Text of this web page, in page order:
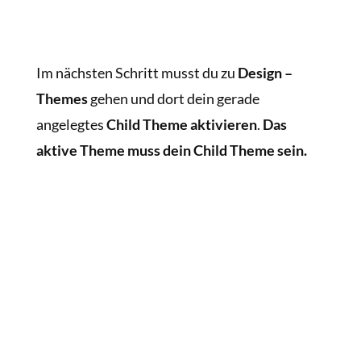
Im nächsten Schritt musst du zu Design –
Themesgehen und dort dein gerade
angelegtesChild Theme aktivieren. Das
aktive Theme muss dein Child Theme sein.